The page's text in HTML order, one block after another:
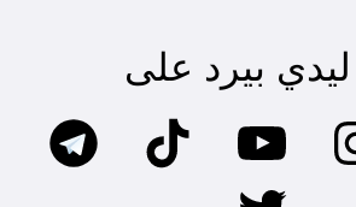
ليدي بيرد على